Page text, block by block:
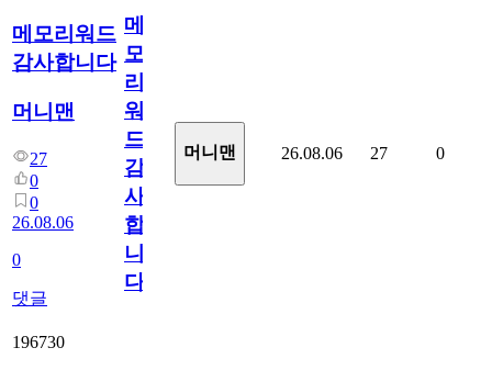
메모리워드
감사합니다
머니맨
27
0
0
26.08.06
0
댓글
메
모
리
워
드
감
사
합
니
다
머니맨 26.08.06 27 0
196730